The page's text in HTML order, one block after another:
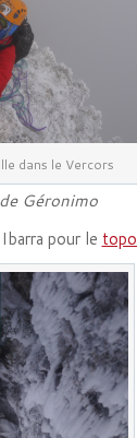
dans le Vercors
Géronimo
pour le